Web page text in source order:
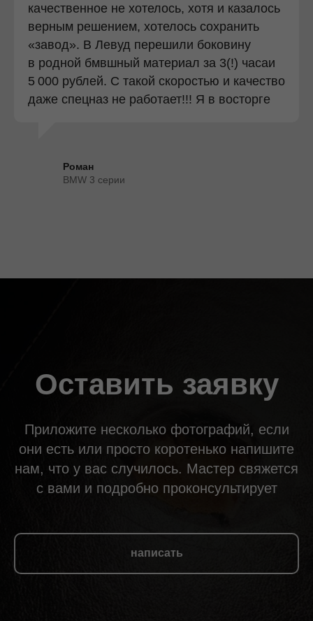
качественное не хотелось, хотя и казалось
верным решением, хотелось сохранить
«завод». В Левуд перешили боковину
в родной бмвшный материал за 3(!) часаи
5 000 рублей. С такой скоростью и качество
даже спецназ не работает!!! Я в восторге
Роман
BMW 3 серии
Оставить заявку
Приложите несколько фотографий, если
они есть или просто коротенько напишите
нам, что у вас случилось. Мастер свяжется
с вами и подробно проконсультирует
написать